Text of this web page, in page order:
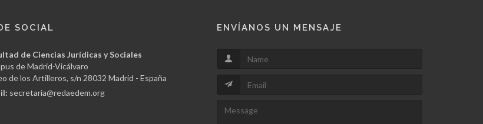
SOCIAL
de Ciencias Jurídicas y Sociales
de Madrid-Vicálvaro
de los Artilleros, s/n 28032 Madrid - España
secretaria@redaedem.org
ENVÍANOS UN MENSAJE